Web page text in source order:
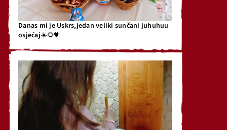
Danas mi je Uskrs,jedan veliki sunčani juhuhuu
osjećaj☀️🌻♥️